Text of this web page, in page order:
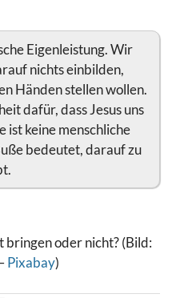
Eigenleistung. Wir
nichts einbilden,
Händen stellen wollen.
dafür, dass Jesus uns
ist keine menschliche
bedeutet, darauf zu
oder nicht? (Bild:
Pixabay)